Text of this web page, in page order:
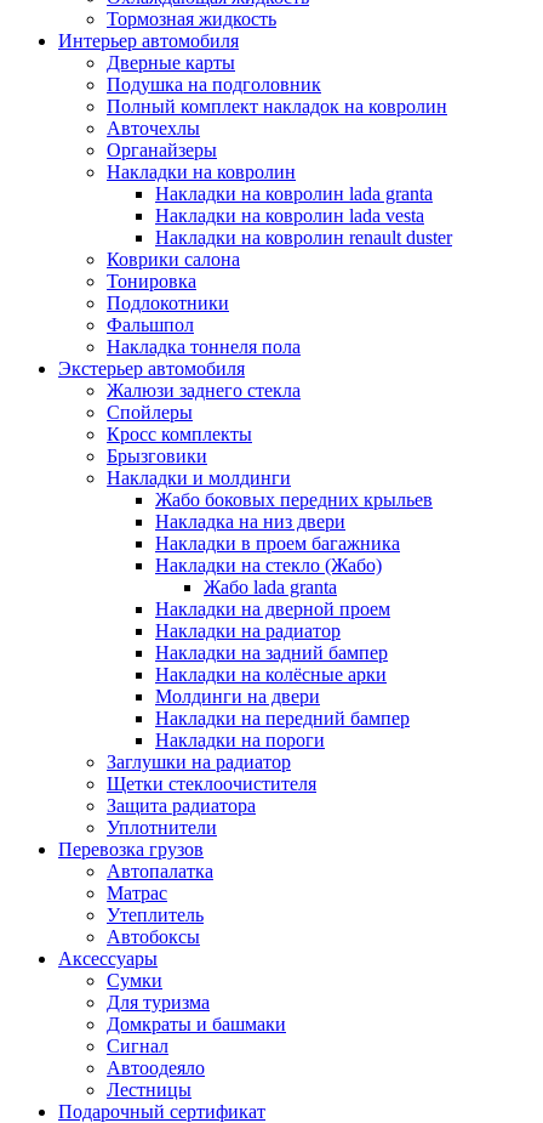
Тормозная жидкость
Интерьер автомобиля
Дверные карты
Подушка на подголовник
Полный комплект накладок на ковролин
Авточехлы
Органайзеры
Накладки на ковролин
Накладки на ковролин lada granta
Накладки на ковролин lada vesta
Накладки на ковролин renault duster
Коврики салона
Тонировка
Подлокотники
Фальшпол
Накладка тоннеля пола
Экстерьер автомобиля
Жалюзи заднего стекла
Спойлеры
Кросс комплекты
Брызговики
Накладки и молдинги
Жабо боковых передних крыльев
Накладка на низ двери
Накладки в проем багажника
Накладки на стекло (Жабо)
Жабо lada granta
Накладки на дверной проем
Накладки на радиатор
Накладки на задний бампер
Накладки на колёсные арки
Молдинги на двери
Накладки на передний бампер
Накладки на пороги
Заглушки на радиатор
Щетки стеклоочистителя
Защита радиатора
Уплотнители
Перевозка грузов
Автопалатка
Матрас
Утеплитель
Автобоксы
Аксессуары
Сумки
Для туризма
Домкраты и башмаки
Сигнал
Автоодеяло
Лестницы
Подарочный сертификат